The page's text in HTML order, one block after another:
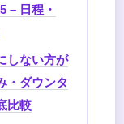
– 日程・
しない方が
・ダウンタ
比較